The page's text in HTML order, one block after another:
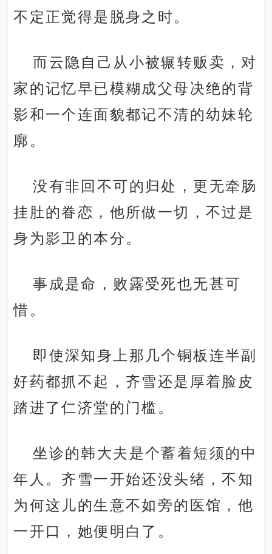
不定正觉得是脱身之时。
而云隐自己从小被辗转贩卖，对
家的记忆早已模糊成父母决绝的背
影和一个连面貌都记不清的幼妹轮
廓。
没有非回不可的归处，更无牵肠
挂肚的眷恋，他所做一切，不过是
身为影卫的本分。
事成是命，败露受死也无甚可
惜。
即使深知身上那几个铜板连半副
好药都抓不起，齐雪还是厚着脸皮
踏进了仁济堂的门槛。
坐诊的韩大夫是个蓄着短须的中
年人。齐雪一开始还没头绪，不知
为何这儿的生意不如旁的医馆，他
一开口，她便明白了。